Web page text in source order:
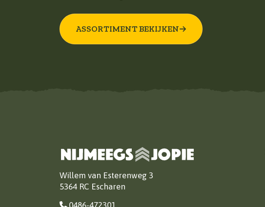
ASSORTIMENT BEKIJKEN
Willem van Esterenweg 3
5364 RC Escharen
0486-472301